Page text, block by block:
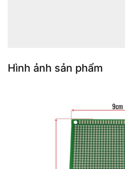
Hình ảnh sản phẩm